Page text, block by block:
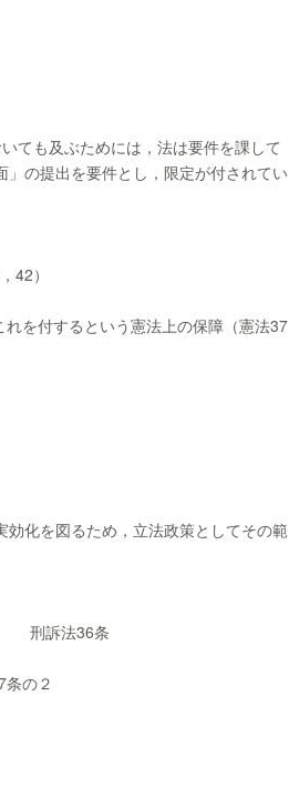
ても及ぶためには，法は要件を課して
の提出を要件とし，限定が付されてい
42）
を付するという憲法上の保障（憲法37
化を図るため，立法政策としてその範
法36条
２